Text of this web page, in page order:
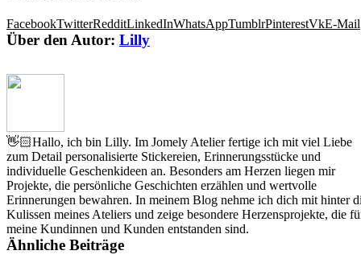
FacebookTwitterRedditLinkedInWhatsAppTumblrPinterestVkE-Mail
Über den Autor: Lilly
👋🏻Hallo, ich bin Lilly. Im Jomely Atelier fertige ich mit viel Liebe
zum Detail personalisierte Stickereien, Erinnerungsstücke und
individuelle Geschenkideen an. Besonders am Herzen liegen mir
Projekte, die persönliche Geschichten erzählen und wertvolle
Erinnerungen bewahren. In meinem Blog nehme ich dich mit hinter
Kulissen meines Ateliers und zeige besondere Herzensprojekte, die
meine Kundinnen und Kunden entstanden sind.
Ähnliche Beiträge